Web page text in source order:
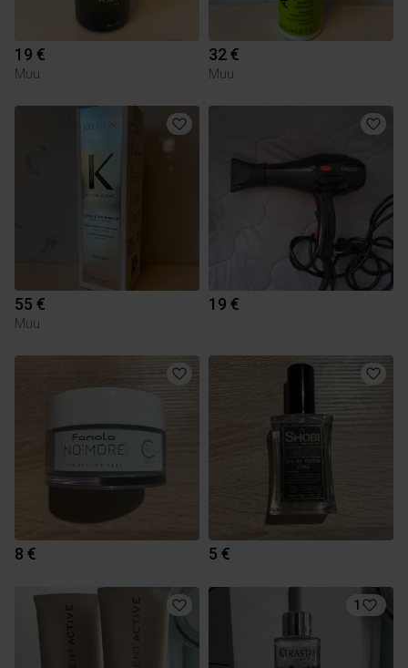
19 €
Muu
32 €
Muu
55 €
Muu
19 €
8 € 5 €
1